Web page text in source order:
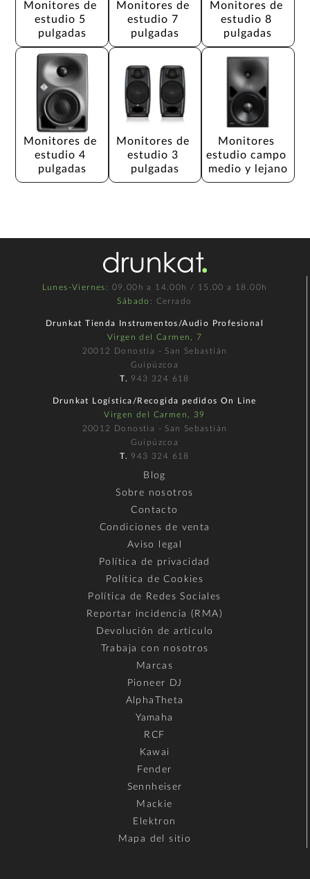
Monitores de
estudio 5
pulgadas
Monitores de
estudio 7
pulgadas
Monitores de
estudio 8
pulgadas
Monitores de
estudio 4
pulgadas
Monitores de
estudio 3
pulgadas
Monitores
estudio campo
medio y lejano
Lunes-Viernes : 09.00h a 14.00h / 15.00 a 18.00h
Sábado : Cerrado
Drunkat Tienda Instrumentos/Audio Profesional
Virgen del Carmen, 7
20012 Donostia - San Sebastián
Guipúzcoa
T. 943 324 618
Drunkat Logística/Recogida pedidos On Line
Virgen del Carmen, 39
20012 Donostia - San Sebastián
Guipúzcoa
T. 943 324 618
Blog
Sobre nosotros
Contacto
Condiciones de venta
Aviso legal
Política de privacidad
Política de Cookies
Política de Redes Sociales
Reportar incidencia (RMA)
Devolución de artículo
Trabaja con nosotros
Marcas
Pioneer DJ
AlphaTheta
Yamaha
RCF
Kawai
Fender
Sennheiser
Mackie
Elektron
Mapa del sitio